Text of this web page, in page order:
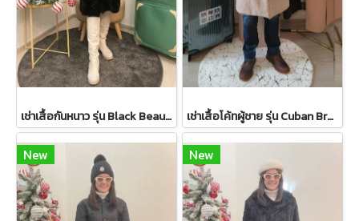
เช่าเสื้อกันหนาว รุ่น Black Beauty Single Breasted Coat 2108GCL1544FABK1 เช่าเสื้อโค้ทผู้ชาย รุ่น Cuban Brown Sand Double Breasted Coat 2107GCL1133FABR1
New New